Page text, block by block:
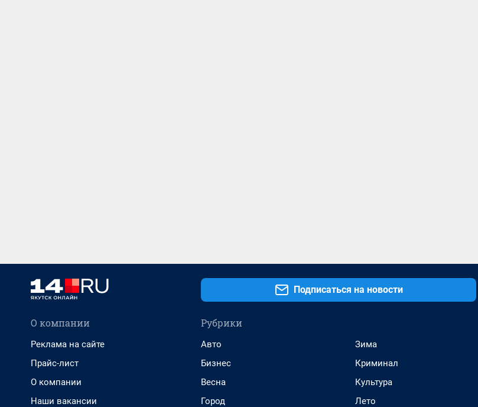
Подписаться на новости
О компании
Реклама на сайте
Прайс-лист
О компании
Наши вакансии
Рубрики
Авто
Бизнес
Весна
Город
Зима
Криминал
Культура
Лето